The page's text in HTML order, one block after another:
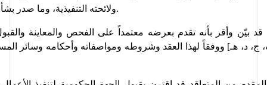
ولائحته التنفيذية، وما صدر بشأنهما من قرارات.
قد بي